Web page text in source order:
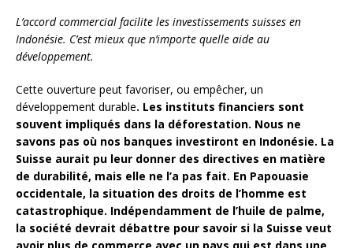
L’accord commercial facilite les investissements suisses en
Indonésie. C’est mieux que n’importe quelle aide au
développement.
Cette ouverture peut favoriser, ou empêcher, un
développement durable. Les instituts financiers sont
souvent impliqués dans la déforestation. Nous ne
savons pas où nos banques investiront en Indonésie. La
Suisse aurait pu leur donner des directives en matière
de durabilité, mais elle ne l’a pas fait. En Papouasie
occidentale, la situation des droits de l’homme est
catastrophique. Indépendamment de l’huile de palme,
la société devrait débattre pour savoir si la Suisse veut